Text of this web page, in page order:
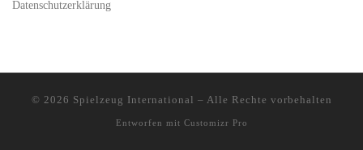
Datenschutzerklärung
© 2026 Spielzeug International – Alle Rechte vorbehalten
Entworfen mit Customizr Pro